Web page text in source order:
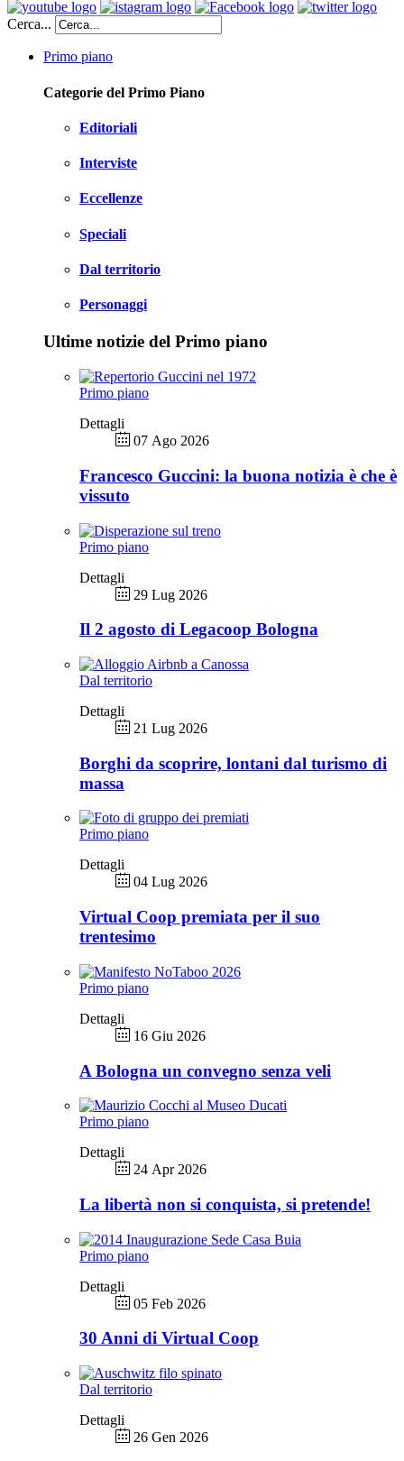
Cerca...
Primo piano
Categorie del Primo Piano
Editoriali
Interviste
Eccellenze
Speciali
Dal territorio
Personaggi
Ultime notizie del Primo piano
Primo piano
Dettagli
07 Ago 2026
Francesco Guccini: la buona notizia è che è
vissuto
Primo piano
Dettagli
29 Lug 2026
Il 2 agosto di Legacoop Bologna
Dal territorio
Dettagli
21 Lug 2026
Borghi da scoprire, lontani dal turismo di
massa
Primo piano
Dettagli
04 Lug 2026
Virtual Coop premiata per il suo
trentesimo
Primo piano
Dettagli
16 Giu 2026
A Bologna un convegno senza veli
Primo piano
Dettagli
24 Apr 2026
La libertà non si conquista, si pretende!
Primo piano
Dettagli
05 Feb 2026
30 Anni di Virtual Coop
Dal territorio
Dettagli
26 Gen 2026